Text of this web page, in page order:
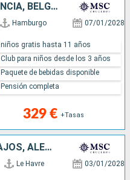
ALEMANIA, REINO UNIDO, FRANCIA, BÉLGICA, PAISES BAJOS
Hamburgo 07/01/2028
329 € +Tasas
niños gratis hasta 11 años
Club para niños desde los 3 años
Paquete de bebidas disponible
Pensión completa
FRANCIA, BÉLGICA, PAISES BAJOS, ALEMANIA, REINO UNIDO
Le Havre 03/01/2028